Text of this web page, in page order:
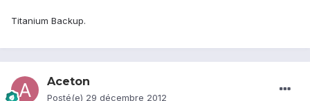
Titanium Backup.
Aceton
Posté(e) 29 décembre 2012